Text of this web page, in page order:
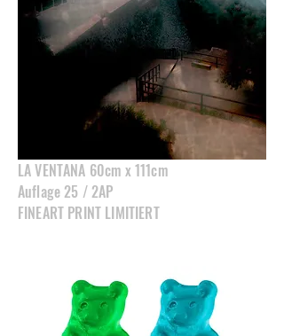
LA VENTANA 60cm x 111cm
Auflage 25 / 2AP
FINEART PRINT LIMITIERT